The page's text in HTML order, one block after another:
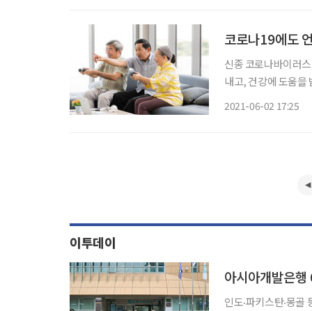
코로나19에도
신종 코로나바이러
내고, 건강에 도움을 받을 수
2021-06-02 17:25
이투데이
인도‧파키스탄‧몽골